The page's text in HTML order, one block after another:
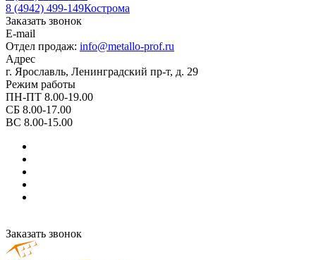
8 (4942) 499-149Кострома
Заказать звонок
E-mail
Отдел продаж: info@metallo-prof.ru
Адрес
г. Ярославль, Ленинградский пр-т, д. 29
Режим работы
ПН-ПТ 8.00-19.00
СБ 8.00-17.00
ВС 8.00-15.00
Заказать звонок